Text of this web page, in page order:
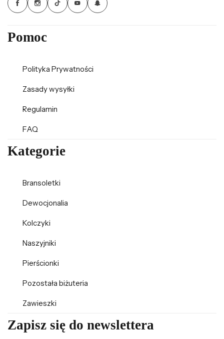
Pomoc
Polityka Prywatności
Zasady wysyłki
Regulamin
FAQ
Kategorie
Bransoletki
Dewocjonalia
Kolczyki
Naszyjniki
Pierścionki
Pozostała biżuteria
Zawieszki
Zapisz się do newslettera